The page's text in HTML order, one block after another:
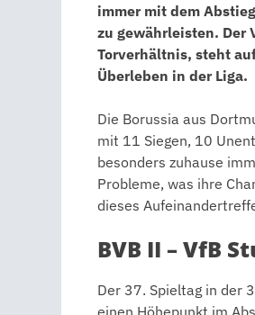
immer mit dem
zu gewährleisten. Der
Torverhältnis, steht
Überleben in der Liga.
Die Borussia aus
mit 11 Siegen, 10
besonders zuhause
Probleme, was ihre
dieses
BVB II – VfB
Der 37. Spieltag in der